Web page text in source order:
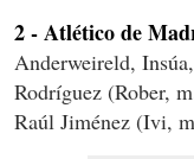
2 - Atlético de
Anderweireld,
Rodríguez (Rober,
Raúl Jiménez (Ivi,